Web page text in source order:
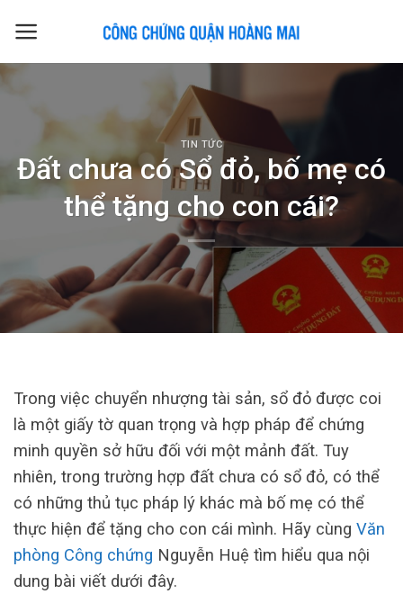
TIN TỨC
Đất chưa có Sổ đỏ, bố mẹ có
thể tặng cho con cái?
Trong việc chuyển nhượng tài sản, sổ đỏ được coi
là một giấy tờ quan trọng và hợp pháp để chứng
minh quyền sở hữu đối với một mảnh đất. Tuy
nhiên, trong trường hợp đất chưa có sổ đỏ, có thể
có những thủ tục pháp lý khác mà bố mẹ có thể
thực hiện để tặng cho con cái mình. Hãy cùng Văn
phòng Công chứng Nguyễn Huệ tìm hiểu qua nội
dung bài viết dưới đây.